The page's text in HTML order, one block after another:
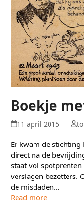
Boekje
11 april 2015
Er kwam de stichting
direct na de
staat vol spotprenten
verslagen bezetters.
de misdaden…
Read more